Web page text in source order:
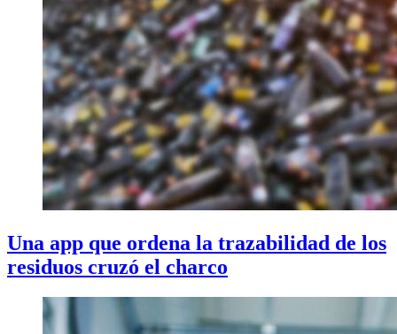
Una app que ordena la trazabilidad de los
residuos cruzó el charco